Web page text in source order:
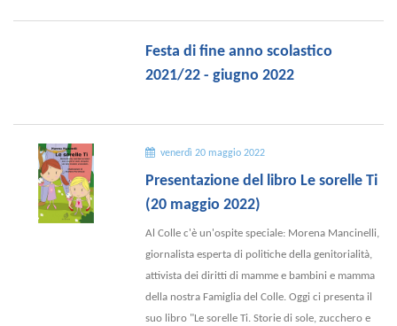
Festa di fine anno scolastico
2021/22 - giugno 2022
venerdì 20 maggio 2022
Presentazione del libro Le sorelle Ti
(20 maggio 2022)
Al Colle c'è un'ospite speciale: Morena Mancinelli,
giornalista esperta di politiche della genitorialità,
attivista dei diritti di mamme e bambini e mamma
della nostra Famiglia del Colle. Oggi ci presenta il
suo libro "Le sorelle Ti. Storie di sole, zucchero e